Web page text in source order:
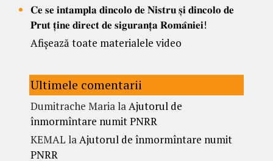
𝐂𝐞 𝐬𝐞 𝐢𝐧𝐭𝐚𝐦𝐩𝐥𝐚 𝐝𝐢𝐧𝐜𝐨𝐥𝐨 𝐝𝐞 𝐍𝐢𝐬𝐭𝐫𝐮 𝐬̦𝐢 𝐝𝐢𝐧𝐜𝐨𝐥𝐨 𝐝𝐞
𝐏𝐫𝐮𝐭 𝐭̦𝐢𝐧𝐞 𝐝𝐢𝐫𝐞𝐜𝐭 𝐝𝐞 𝐬𝐢𝐠𝐮𝐫𝐚𝐧𝐭̦𝐚 𝐑𝐨𝐦𝐚̂𝐧𝐢𝐞𝐢!
Afișează toate materialele video
Ultimele comentarii
Dumitrache MarialaAjutorul de
înmormîntare numit PNRR
KEMAL laAjutorul de înmormîntare numit
PNRR